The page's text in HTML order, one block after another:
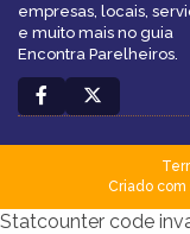
empresas, locais,
e muito mais no guia
Encontra Parelheiros.
Criado com
Statcounter code